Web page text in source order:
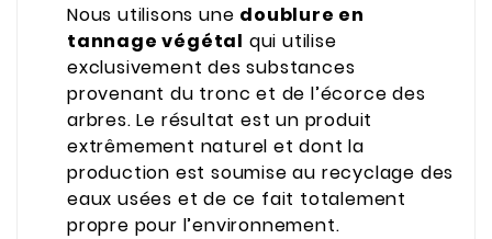
Nous utilisons une doublure en
tannage végétal qui utilise
exclusivement des substances
provenant du tronc et de l’écorce des
arbres. Le résultat est un produit
extrêmement naturel et dont la
production est soumise au recyclage des
eaux usées et de ce fait totalement
propre pour l’environnement.